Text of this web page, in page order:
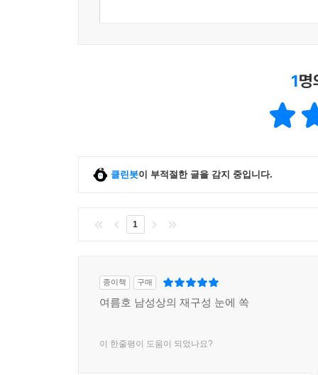
1명
클린봇이 부적절한 글을 감지 중입니다.
1
종이책 구매
여름호 남성상의 재구성 눈에 쏙
이 한줄평이 도움이 되었나요?